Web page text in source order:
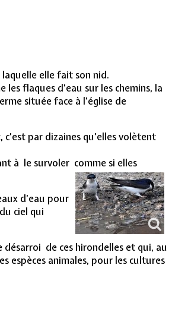
elle fait son nid.
flaques d’eau sur les chemins, la
située face à l’église de
par dizaines qu’elles volètent
à le survoler comme si elles
d’eau pour
ciel qui
désarroi de ces hirondelles et qui, au
espèces animales, pour les cultures